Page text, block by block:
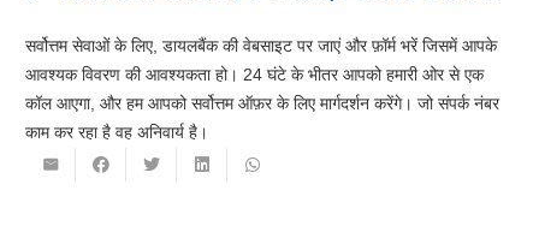
सर्वोत्तम सेवाओं के लिए, डायलबैंक की वेबसाइट पर जाएं और फ़ॉर्म भरें जिसमें आपके
आवश्यक विवरण की आवश्यकता हो। 24 घंटे के भीतर आपको हमारी ओर से एक
कॉल आएगा, और हम आपको सर्वोत्तम ऑफ़र के लिए मार्गदर्शन करेंगे। जो संपर्क नंबर
काम कर रहा है वह अनिवार्य है।